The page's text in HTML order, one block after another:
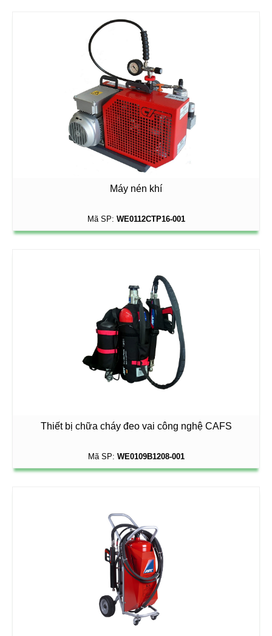
Máy nén khí
Mã SP: WE0112CTP16-001
Thiết bị chữa cháy đeo vai công nghệ CAFS
Mã SP: WE0109B1208-001